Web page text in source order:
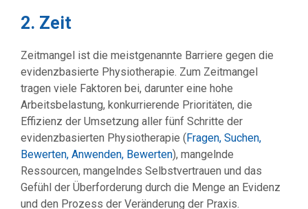
2. Zeit
Zeitmangel ist die meistgenannte Barriere gegen die
evidenzbasierte Physiotherapie. Zum Zeitmangel
tragen viele Faktoren bei, darunter eine hohe
Arbeitsbelastung, konkurrierende Prioritäten, die
Effizienz der Umsetzung aller fünf Schritte der
evidenzbasierten Physiotherapie ( Fragen, Suchen,
Bewerten, Anwenden, Bewerten), mangelnde
Ressourcen, mangelndes Selbstvertrauen und das
Gefühl der Überforderung durch die Menge an Evidenz
und den Prozess der Veränderung der Praxis.